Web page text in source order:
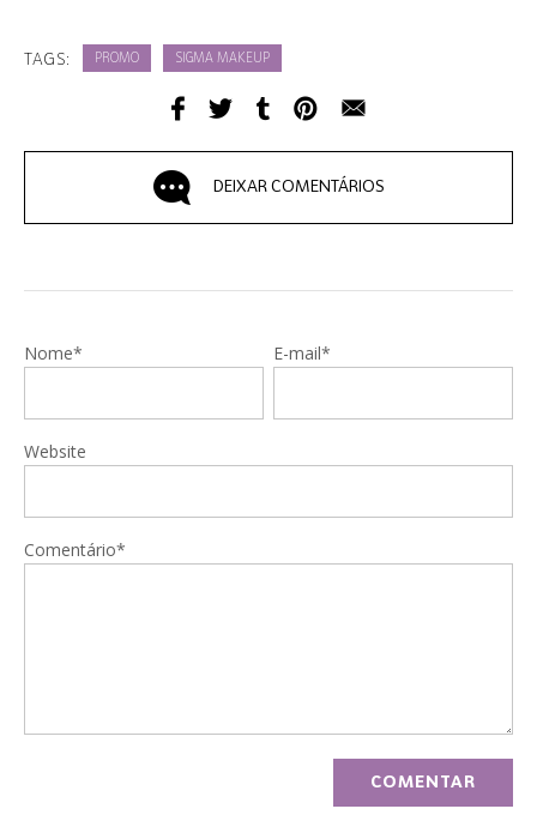
TAGS: PROMO SIGMA MAKEUP
DEIXAR COMENTÁRIOS
Nome* E-mail*
Website
Comentário*